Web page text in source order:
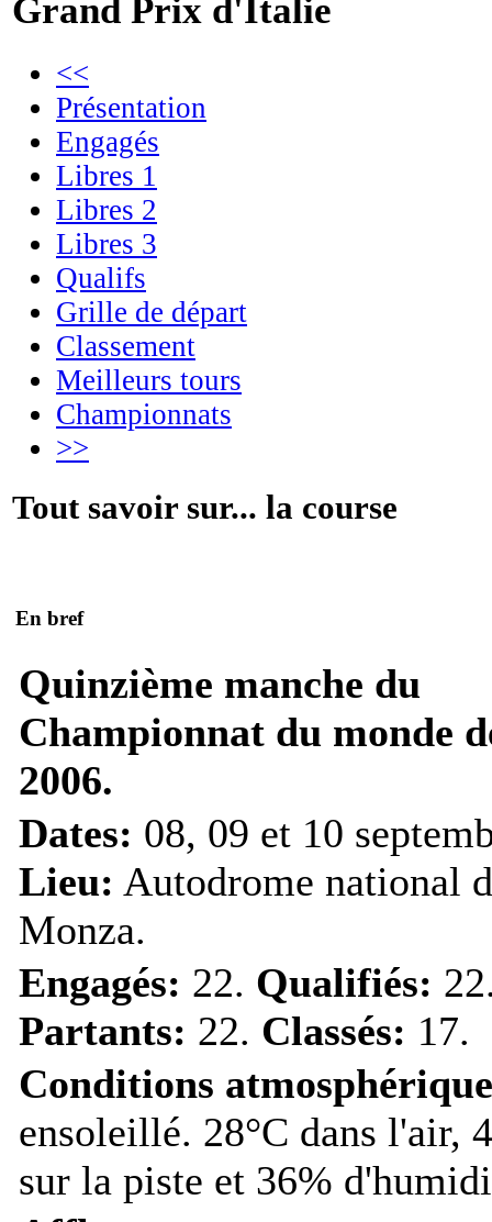
Grand Prix d'Italie
<<
Présentation
Engagés
Libres 1
Libres 2
Libres 3
Qualifs
Grille de départ
Classement
Meilleurs tours
Championnats
>>
Tout savoir sur... la course
En bref
Quinzième manche du
Championnat du monde
2006.
Dates: 08, 09 et 10
Lieu: Autodrome national
Monza.
Engagés: 22. Qualifiés:
Partants: 22. Classés: 17.
Conditions
ensoleillé. 28°C dans l'air,
sur la piste et 36%